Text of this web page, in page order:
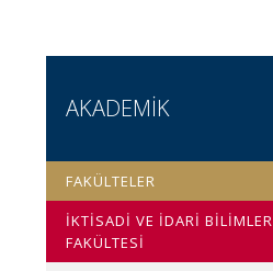
AKADEMİK
FAKÜLTELER
İKTİSADİ VE İDARİ BİLİMLER
FAKÜLTESİ